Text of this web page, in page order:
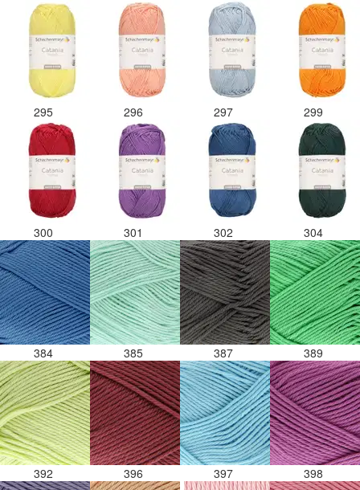
295 296 297 299
300 301 302 304
384 385 387 389
392 396 397 398